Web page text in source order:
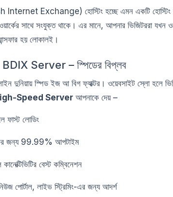
Exchange) হোস্টিং হচ্ছে এমন একটি হোস্টিং
সাথে সংযুক্ত থাকে। এর মানে, আপনার ভিজিটররা
হয় লোকালই।
Server – স্পিডের বিপ্লব
দুনিয়ায় স্পিড ইজ আ বিগ ফ্যাক্টর। ওয়েবসাইট স্লো হলে
Speed Server আপনাকে দেয় –
ফাস্ট লোডিং
জন্য 99.99% আপটাইম
বেস্ট কম্বিনেশন
পোর্টাল, লাইভ স্ট্রিমিং-এর জন্য আদর্শ